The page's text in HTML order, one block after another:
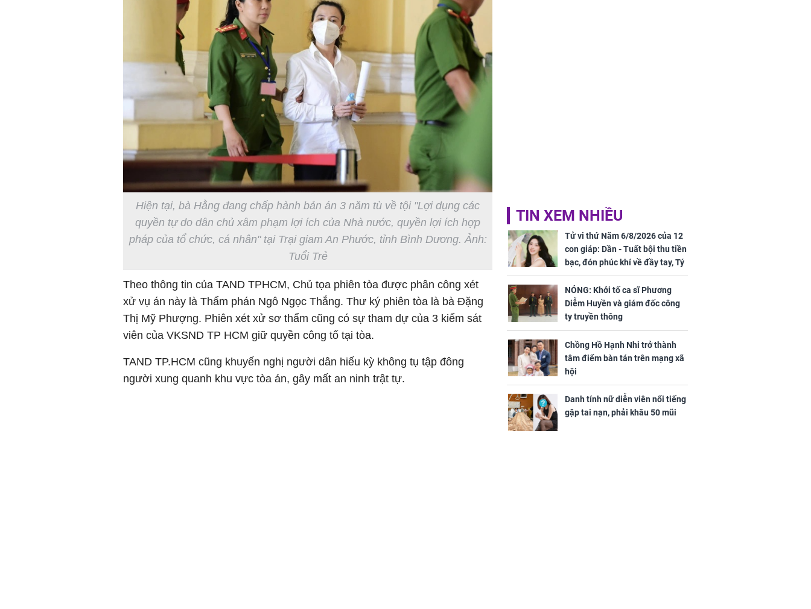
Hiện tại, bà Hằng đang chấp hành bản án 3 năm tù về tội "Lợi dụng các
quyền tự do dân chủ xâm phạm lợi ích của Nhà nước, quyền lợi ích hợp
pháp của tổ chức, cá nhân" tại Trại giam An Phước, tỉnh Bình Dương. Ảnh:
Tuổi Trẻ
Theo thông tin của TAND TPHCM, Chủ tọa phiên tòa được phân công xét
xử vụ án này là Thẩm phán Ngô Ngọc Thắng. Thư ký phiên tòa là bà Đặng
Thị Mỹ Phượng. Phiên xét xử sơ thẩm cũng có sự tham dự của 3 kiểm sát
viên của VKSND TP HCM giữ quyền công tố tại tòa.
TAND TP.HCM cũng khuyến nghị người dân hiếu kỳ không tụ tập đông
người xung quanh khu vực tòa án, gây mất an ninh trật tự.
TIN XEM NHIỀU
Tử vi thứ Năm 6/8/2026 của 12
con giáp: Dần - Tuất bội thu tiền
bạc, đón phúc khí về đầy tay, Tý
- Mão công việc khó khăn, tiền
bạc đội nón ra đi
NÓNG: Khởi tố ca sĩ Phương
Diễm Huyền và giám đốc công
ty truyền thông
Chồng Hồ Hạnh Nhi trở thành
tâm điểm bàn tán trên mạng xã
hội
Danh tính nữ diễn viên nổi tiếng
gặp tai nạn, phải khâu 50 mũi